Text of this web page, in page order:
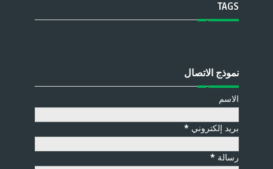
TAGS
نموذج الاتصال
الاسم
بريد إلكتروني *
رسالة *